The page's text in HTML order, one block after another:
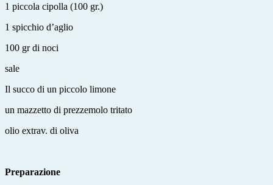
1 piccola cipolla (100 gr.)
1 spicchio d’aglio
100 gr di noci
sale
Il succo di un piccolo limone
un mazzetto di prezzemolo tritato
olio extrav. di oliva
Preparazione